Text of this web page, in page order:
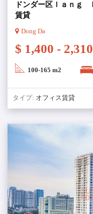
ドンダー区ｌａｎｇ
賃貸
Dong Da
$ 1,400 - 2,310
100-165 m2
タイプ: オフィス賃貸